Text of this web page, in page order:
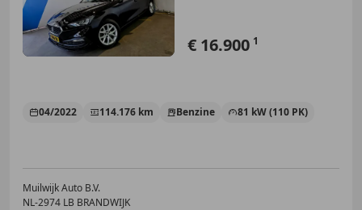
€ 16.900 1
04/2022 114.176 km Benzine 81 kW (110 PK)
Muilwijk Auto B.V.
NL-2974 LB BRANDWIJK